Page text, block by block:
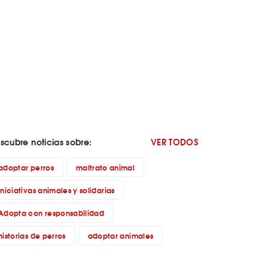
noticias sobre: VER TODOS
perros
maltrato animal
animales y solidarias
con responsabilidad
de perros
adoptar animales